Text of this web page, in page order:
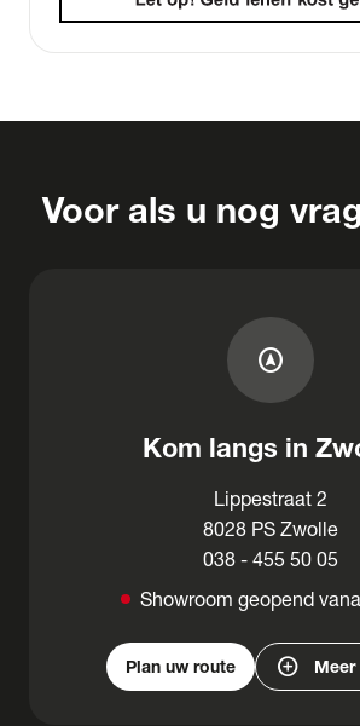
Voor als u nog
assistant_navigation
Kom langs in
Lippestraat 2
8028 PS Zwolle
038 - 455 50 05
Showroom geopend
Plan uw route add_circle